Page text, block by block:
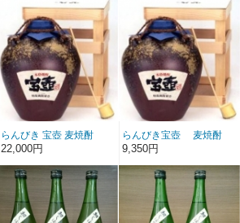
らんびき 宝壺 麦焼酎
5000ml
22,000円
らんびき宝壺 麦焼酎
1800ml
9,350円